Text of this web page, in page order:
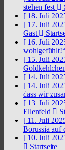
stehen fest
[ 18. Juli
[ 17. Juli
Gast
[ 16. Juli
wohlgefühlt!“
[ 15. Juli
[ 14. Juli
[ 14. Juli
dass wir
[ 13. Juli
Ellenfeld
[ 11. Juli
Borussia auf
[ 10. Juli
Startseite